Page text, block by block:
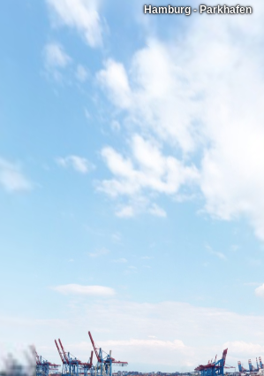
Hamburg - Parkhafen